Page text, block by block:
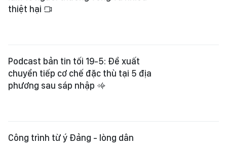
thiệt hại
Podcast bản tin tối 19-5: Đề xuất
chuyển tiếp cơ chế đặc thù tại 5 địa
phương sau sáp nhập
Công trình từ ý Đảng - lòng dân